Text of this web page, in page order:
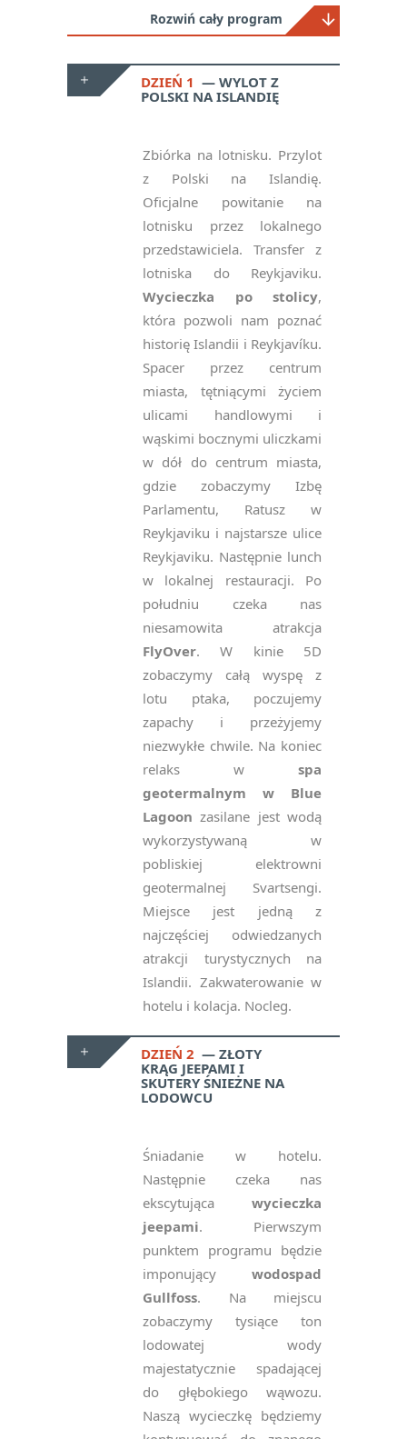
Rozwiń cały program
DZIEŃ 1
WYLOT Z
POLSKI NA ISLANDIĘ
Zbiórka na lotnisku. Przylot
z Polski na Islandię.
Oficjalne powitanie na
lotnisku przez lokalnego
przedstawiciela. Transfer z
lotniska do Reykjaviku.
Wycieczka po stolicy,
która pozwoli nam poznać
historię Islandii i Reykjavíku.
Spacer przez centrum
miasta, tętniącymi życiem
ulicami handlowymi i
wąskimi bocznymi uliczkami
w dół do centrum miasta,
gdzie zobaczymy Izbę
Parlamentu, Ratusz w
Reykjaviku i najstarsze ulice
Reykjaviku. Następnie lunch
w lokalnej restauracji. Po
południu czeka nas
niesamowita atrakcja
FlyOver. W kinie 5D
zobaczymy całą wyspę z
lotu ptaka, poczujemy
zapachy i przeżyjemy
niezwykłe chwile. Na koniec
relaks w spa
geotermalnym w Blue
Lagoon zasilane jest wodą
wykorzystywaną w
pobliskiej elektrowni
geotermalnej Svartsengi.
Miejsce jest jedną z
najczęściej odwiedzanych
atrakcji turystycznych na
Islandii. Zakwaterowanie w
hotelu i kolacja. Nocleg.
DZIEŃ 2
ZŁOTY
KRĄG JEEPAMI I
SKUTERY ŚNIEŻNE NA
LODOWCU
Śniadanie w hotelu.
Następnie czeka nas
ekscytująca wycieczka
jeepami. Pierwszym
punktem programu będzie
imponujący wodospad
Gullfoss. Na miejscu
zobaczymy tysiące ton
lodowatej wody
majestatycznie spadającej
do głębokiego wąwozu.
Naszą wycieczkę będziemy